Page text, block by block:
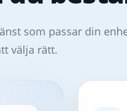
som passar din
välja rätt.